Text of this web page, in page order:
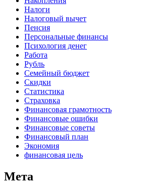
Налоги
Налоговый вычет
Пенсия
Персональные финансы
Психология денег
Работа
Рубль
Семейный бюджет
Скидки
Статистика
Страховка
Финансовая грамотность
Финансовые ошибки
Финансовые советы
Финансовый план
Экономия
финансовая цель
Мета